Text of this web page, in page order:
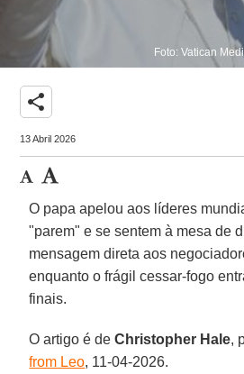
Foto: Vatican
share
13 Abril 2026
O papa apelou aos líderes
"parem" e se sentem à mesa de
mensagem direta aos
enquanto o frágil cessar-fogo
finais.
O artigo é deChristopher Hale,
from Leo, 11-04-2026.